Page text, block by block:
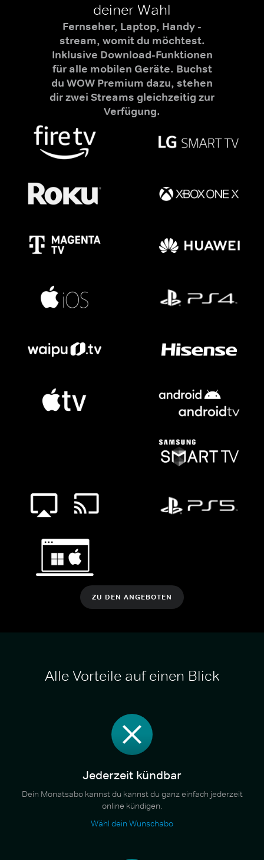
deiner Wahl
Fernseher, Laptop, Handy -
stream, womit du möchtest.
Inklusive Download-Funktionen
für alle mobilen Geräte. Buchst
du WOW Premium dazu, stehen
dir zwei Streams gleichzeitig zur
Verfügung.
ZU DEN ANGEBOTEN
Alle Vorteile auf einen Blick
Jederzeit kündbar
Dein Monatsabo kannst du kannst du ganz einfach jederzeit
online kündigen.
Wähl dein Wunschabo